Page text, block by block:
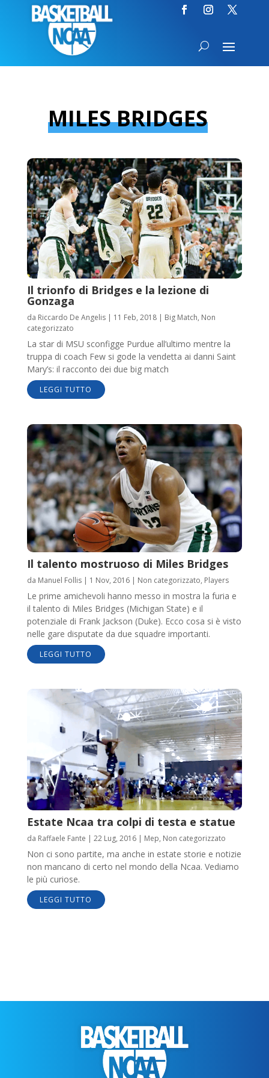
MILES BRIDGES
Il trionfo di Bridges e la lezione di
Gonzaga
da Riccardo De Angelis| 11 Feb, 2018| Big Match, Non
categorizzato
La star di MSU sconfigge Purdue all’ultimo mentre la
truppa di coach Few si gode la vendetta ai danni Saint
Mary’s: il racconto dei due big match
LEGGI TUTTO
Il talento mostruoso di Miles Bridges
da Manuel Follis| 1 Nov, 2016| Non categorizzato, Players
Le prime amichevoli hanno messo in mostra la furia e
il talento di Miles Bridges (Michigan State) e il
potenziale di Frank Jackson (Duke). Ecco cosa si è visto
nelle gare disputate da due squadre importanti.
LEGGI TUTTO
Estate Ncaa tra colpi di testa e statue
da Raffaele Fante | 22 Lug, 2016| Mep, Non categorizzato
Non ci sono partite, ma anche in estate storie e notizie
non mancano di certo nel mondo della Ncaa. Vediamo
le più curiose.
LEGGI TUTTO